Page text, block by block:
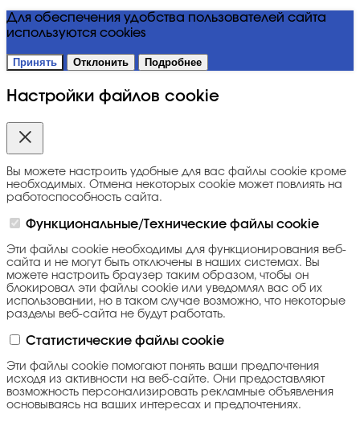
Для обеспечения удобства пользователей сайта
используются cookies
Принять Отклонить Подробнее
Настройки файлов cookie
Вы можете настроить удобные для вас файлы cookie кроме
необходимых. Отмена некоторых cookie может повлиять на
работоспособность сайта.
Функциональные/Технические файлы cookie
Эти файлы cookie необходимы для функционирования веб-
сайта и не могут быть отключены в наших системах. Вы
можете настроить браузер таким образом, чтобы он
блокировал эти файлы cookie или уведомлял вас об их
использовании, но в таком случае возможно, что некоторые
разделы веб-сайта не будут работать.
Статистические файлы cookie
Эти файлы cookie помогают понять ваши предпочтения
исходя из активности на веб-сайте. Они предоставляют
возможность персонализировать рекламные объявления
основываясь на ваших интересах и предпочтениях.